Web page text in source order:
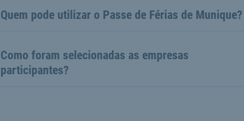
Quem pode utilizar o Passe de Férias de Munique?
Como foram selecionadas as empresas
participantes?